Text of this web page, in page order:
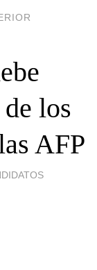
los
AFP